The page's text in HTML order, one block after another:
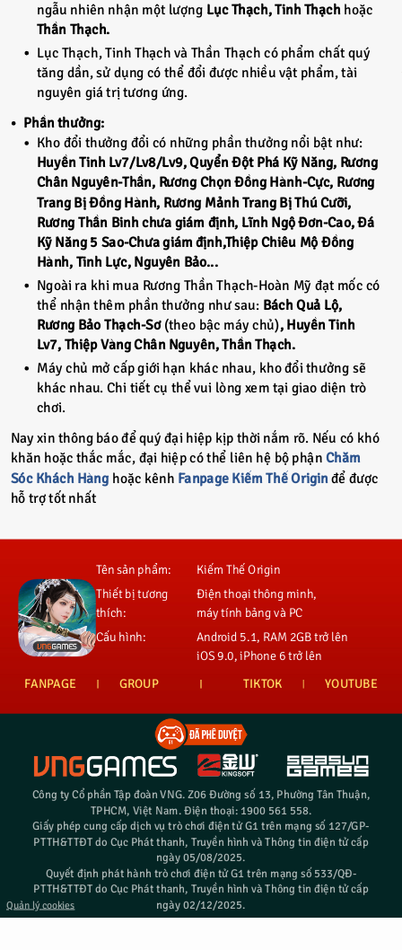
ngẫu nhiên nhận một lượng Lục Thạch, Tinh Thạchhoặc
Thần Thạch.
Lục Thạch, Tinh Thạch và Thần Thạch có phẩm chất quý
tăng dần, sử dụng có thể đổi được nhiều vật phẩm, tài
nguyên giá trị tương ứng.
Phần thưởng:
Kho đổi thưởng đổi có những phần thưởng nổi bật như:
Huyền Tinh Lv7/Lv8/Lv9, Quyển Đột Phá Kỹ Năng, Rương
Chân Nguyên-Thần, Rương Chọn Đồng Hành-Cực, Rương
Trang Bị Đồng Hành, Rương Mảnh Trang Bị Thú Cưỡi,
Rương Thần Binh chưa giám định, Lĩnh Ngộ Đơn-Cao, Đá
Kỹ Năng 5 Sao-Chưa giám định,Thiệp Chiêu Mộ Đồng
Hành, Tinh Lực, Nguyên Bảo...
Ngoài ra khi mua Rương Thần Thạch-Hoàn Mỹ đạt mốc có
thể nhận thêm phần thưởng như sau: Bách Quả Lộ,
Rương Bảo Thạch-Sơ (theo bậc máy chủ), Huyền Tinh
Lv7, Thiệp Vàng Chân Nguyên, Thần Thạch.
Máy chủ mở cấp giới hạn khác nhau, kho đổi thưởng sẽ
khác nhau. Chi tiết cụ thể vui lòng xem tại giao diện trò
chơi.
Nay xin thông báo để quý đại hiệp kịp thời nắm rõ. Nếu có khó
khăn hoặc thắc mắc, đại hiệp có thể liên hệ bộ phận Chăm
Sóc Khách Hàng hoặc kênh Fanpage Kiếm Thế Originđể được
hỗ trợ tốt nhất
Tên sản phẩm:
Kiếm Thế Origin
Thiết bị tương
thích:
Điện thoại thông minh,
máy tính bảng và PC
Cấu hình:
Android 5.1, RAM 2GB trở lên
iOS 9.0, iPhone 6 trở lên
FANPAGE
GROUP TIKTOK YOUTUBE
Công ty Cổ phần Tập đoàn VNG. Z06 Đường số 13, Phường Tân Thuận,
TPHCM, Việt Nam. Điện thoại: 1900 561 558.
Giấy phép cung cấp dịch vụ trò chơi điện tử G1 trên mạng số 127/GP-
PTTH&TTĐT do Cục Phát thanh, Truyền hình và Thông tin điện tử cấp
ngày 05/08/2025.
Quyết định phát hành trò chơi điện tử G1 trên mạng số 533/QĐ-
PTTH&TTĐT do Cục Phát thanh, Truyền hình và Thông tin điện tử cấp
ngày 02/12/2025.
Quản lý cookies